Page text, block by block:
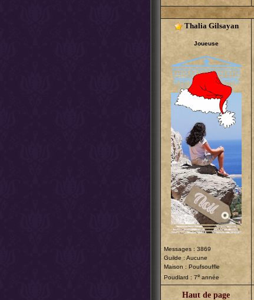
Thalia Gilsayan
Joueuse
Messages : 3869
Guilde : Aucune
Maison : Poufsouffle
Poudlard : 7e année
Haut de page